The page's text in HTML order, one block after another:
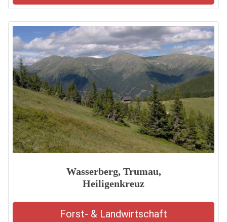
Wasserberg, Trumau,
Heiligenkreuz
Forst- & Landwirtschaft